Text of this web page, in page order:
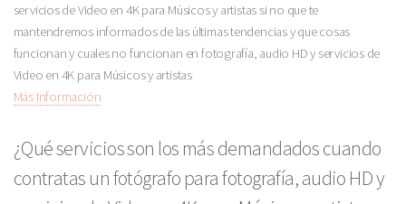
servicios de Video en 4K para Músicos y artistas si no que te
mantendremos informados de las últimas tendencias y que cosas
funcionan y cuales no funcionan en fotografía, audio HD y servicios de
Video en 4K para Músicos y artistas
Más Información
¿Qué servicios son los más demandados cuando
contratas un fotógrafo para fotografía, audio HD y